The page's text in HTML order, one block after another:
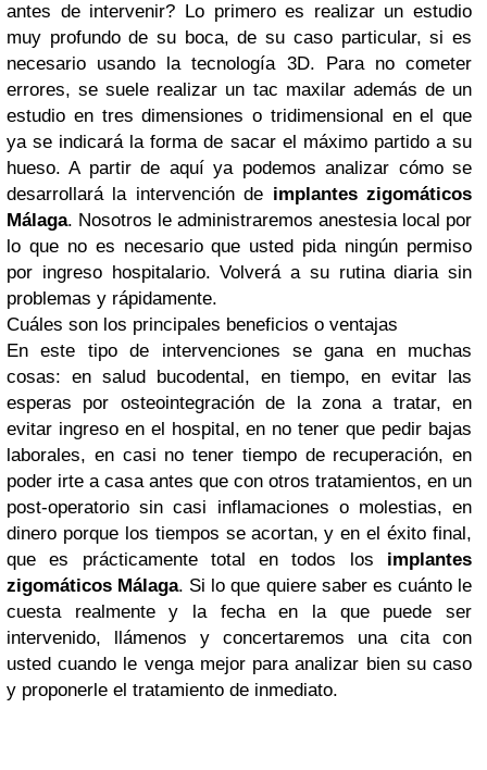
antes de intervenir? Lo primero es realizar un estudio
muy profundo de su boca, de su caso particular, si es
necesario usando la tecnología 3D. Para no cometer
errores, se suele realizar un tac maxilar además de un
estudio en tres dimensiones o tridimensional en el que
ya se indicará la forma de sacar el máximo partido a su
hueso. A partir de aquí ya podemos analizar cómo se
desarrollará la intervención de implantes zigomáticos
Málaga. Nosotros le administraremos anestesia local por
lo que no es necesario que usted pida ningún permiso
por ingreso hospitalario. Volverá a su rutina diaria sin
problemas y rápidamente.
Cuáles son los principales beneficios o ventajas
En este tipo de intervenciones se gana en muchas
cosas: en salud bucodental, en tiempo, en evitar las
esperas por osteointegración de la zona a tratar, en
evitar ingreso en el hospital, en no tener que pedir bajas
laborales, en casi no tener tiempo de recuperación, en
poder irte a casa antes que con otros tratamientos, en un
post-operatorio sin casi inflamaciones o molestias, en
dinero porque los tiempos se acortan, y en el éxito final,
que es prácticamente total en todos los implantes
zigomáticos Málaga. Si lo que quiere saber es cuánto le
cuesta realmente y la fecha en la que puede ser
intervenido, llámenos y concertaremos una cita con
usted cuando le venga mejor para analizar bien su caso
y proponerle el tratamiento de inmediato.